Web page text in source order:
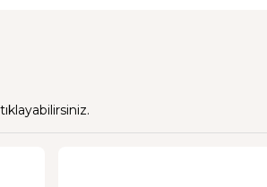
tıklayabilirsiniz.